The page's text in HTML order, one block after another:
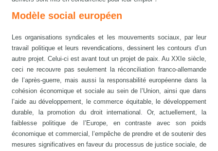
Modèle social européen
Les organisations syndicales et les mouvements sociaux, par leur
travail politique et leurs revendications, dessinent les contours d’un
autre projet. Celui-ci est avant tout un projet de paix. Au XXIe siècle,
ceci ne recouvre pas seulement la réconciliation franco-allemande
de l’après-guerre, mais aussi la responsabilité européenne dans la
cohésion économique et sociale au sein de l’Union, ainsi que dans
l’aide au développement, le commerce équitable, le développement
durable, la promotion du droit international. Or, actuellement, la
faiblesse politique de l’Europe, en contraste avec son poids
économique et commercial, l’empêche de prendre et de soutenir des
mesures significatives en faveur du processus de justice sociale, de